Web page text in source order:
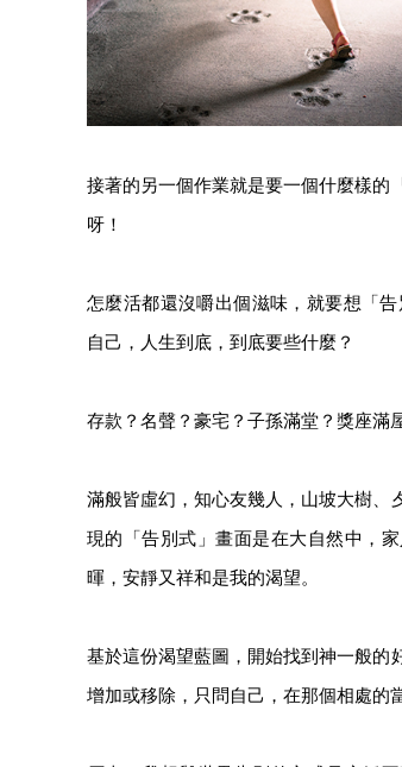
接著的另一個作業就是要一個什麼樣的
呀！
怎麼活都還沒嚼出個滋味，就要想「
自己，人生到底，到底要些什麼？
存款？名聲？豪宅？子孫滿堂？獎座滿
滿般皆虛幻，知心友幾人，山坡大樹、
現的「告別式」畫面是在大自然中，
暉，安靜又祥和是我的渴望。
基於這份渴望藍圖，開始找到神一般的
增加或移除，只問自己，在那個相處的